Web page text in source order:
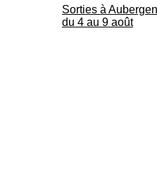
Sorties à
du 4 au 9 août